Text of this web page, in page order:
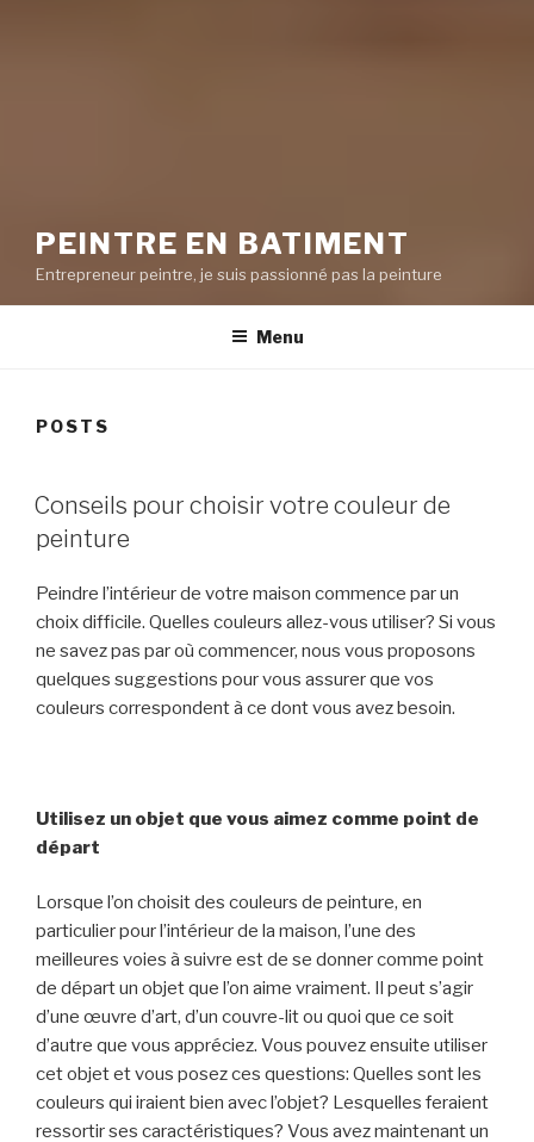
PEINTRE EN BATIMENT
Entrepreneur peintre, je suis passionné pas la peinture
Menu
POSTS
POSTED
ON
Conseils pour choisir votre couleur de
peinture
Peindre l’intérieur de votre maison commence par un
choix difficile. Quelles couleurs allez-vous utiliser? Si vous
ne savez pas par où commencer, nous vous proposons
quelques suggestions pour vous assurer que vos
couleurs correspondent à ce dont vous avez besoin.
Utilisez un objet que vous aimez comme point de
départ
Lorsque l’on choisit des couleurs de peinture, en
particulier pour l’intérieur de la maison, l’une des
meilleures voies à suivre est de se donner comme point
de départ un objet que l’on aime vraiment. Il peut s’agir
d’une œuvre d’art, d’un couvre-lit ou quoi que ce soit
d’autre que vous appréciez. Vous pouvez ensuite utiliser
cet objet et vous posez ces questions: Quelles sont les
couleurs qui iraient bien avec l’objet? Lesquelles feraient
ressortir ses caractéristiques? Vous avez maintenant un